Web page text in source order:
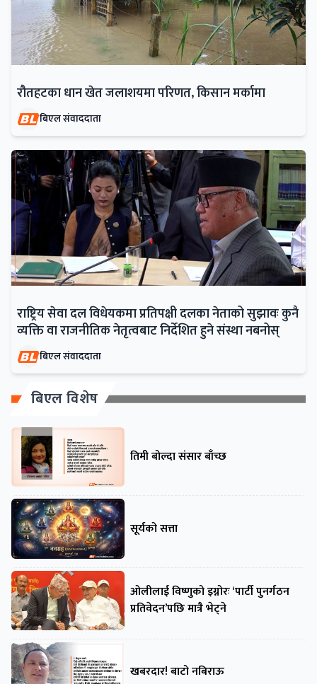
रौतहटका धान खेत जलाशयमा परिणत, किसान मर्कामा
बिएल संवाददाता
राष्ट्रिय सेवा दल विधेयकमा प्रतिपक्षी दलका नेताको सुझावः कुनै
व्यक्ति वा राजनीतिक नेतृत्वबाट निर्देशित हुने संस्था नबनोस्
बिएल संवाददाता
बिएल विशेष
तिमी बोल्दा संसार बाँच्छ
सूर्यको सत्ता
ओलीलाई विष्णुको इग्नोरः ‘पार्टी पुनर्गठन
प्रतिवेदन’पछि मात्रै भेट्ने
खबरदार! बाटो नबिराऊ